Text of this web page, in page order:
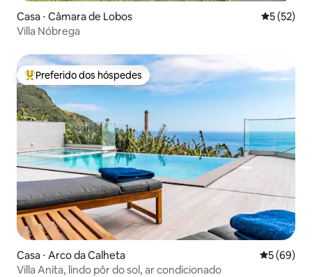
Casa ⋅ Câmara de Lobos 5 de uma
5 (52)
Villa Nóbrega
Entre os melhores preferidos dos hóspedes
Preferido dos hóspedes
Casa ⋅ Arco da Calheta 5 de uma
5 (69)
Villa Anita, lindo pôr do sol, ar condicionado